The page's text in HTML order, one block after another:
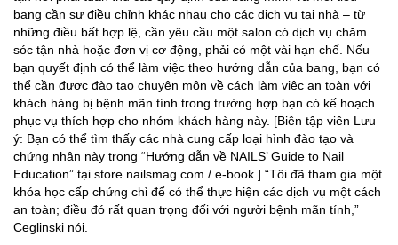
bang cần sự điều chỉnh khác nhau cho các dịch vụ tại nhà – từ
những điều bất hợp lệ, cần yêu cầu một salon có dịch vụ chăm
sóc tận nhà hoặc đơn vị cơ động, phải có một vài hạn chế. Nếu
bạn quyết định có thể làm việc theo hướng dẫn của bang, bạn có
thể cần được đào tạo chuyên môn về cách làm việc an toàn với
khách hàng bị bệnh mãn tính trong trường hợp bạn có kế hoạch
phục vụ thích hợp cho nhóm khách hàng này. [Biên tập viên Lưu
ý: Bạn có thể tìm thấy các nhà cung cấp loại hình đào tạo và
chứng nhận này trong “Hướng dẫn về NAILS’ Guide to Nail
Education” tại store.nailsmag.com / e-book.] “Tôi đã tham gia một
khóa học cấp chứng chỉ để có thể thực hiện các dịch vụ một cách
an toàn; điều đó rất quan trọng đối với người bệnh mãn tính,”
Ceglinski nói.